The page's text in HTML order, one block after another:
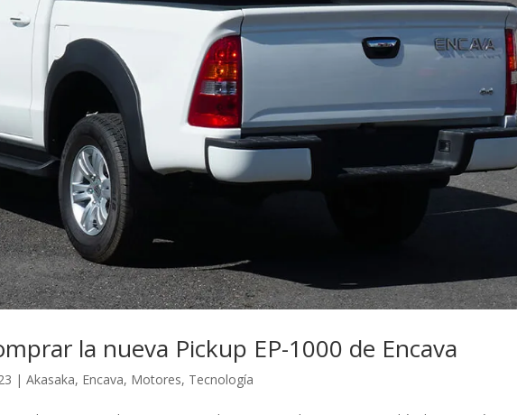
la nueva Pickup EP-1000 de Encava
|Akasaka, Encava, Motores, Tecnología